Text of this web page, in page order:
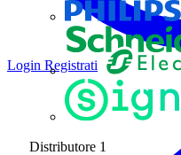
Distributore 1
Login Registrati